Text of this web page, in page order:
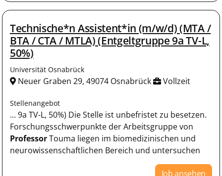
Technische*n Assistent*in (m/w/d) (MTA /
BTA / CTA / MTLA) (Entgeltgruppe 9a TV-L,
50%)
Universität Osnabrück
Neuer Graben 29, 49074 Osnabrück Vollzeit
Stellenangebot
... 9a TV-L, 50%) Die Stelle ist unbefristet zu besetzen.
Forschungsschwerpunkte der Arbeitsgruppe von
ProfessorTouma liegen im biomedizinischen und
neurowissenschaftlichen Bereich und untersuchen
Job ansehen